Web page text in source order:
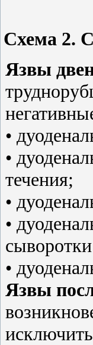
Схема 2.
Язвы
•
•
течения;
•
•
•
Язвы